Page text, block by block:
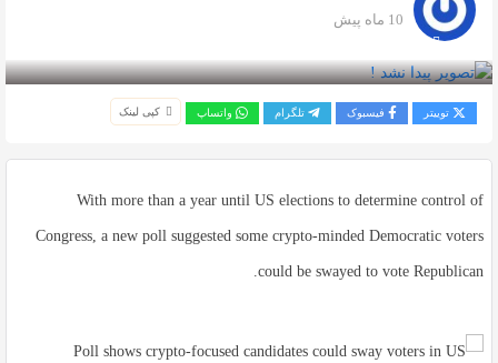
10 ماه پیش
توییتر فیسبوک تلگرام واتساپ کپی لینک
With more than a year until US elections to determine control of
Congress, a new poll suggested some crypto-minded Democratic voters
could be swayed to vote Republican.